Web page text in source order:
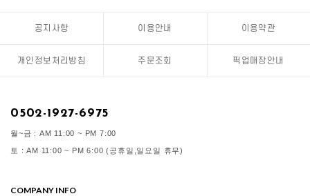
공지사항 이용안내 이용약관
개인정보처리방침 주문조회 픽업매장안내
0502-1927-6975
월~금 : AM 11:00 ~ PM 7:00
토 : AM 11:00 ~ PM 6:00 (공휴일,일요일 휴무)
COMPANY INFO